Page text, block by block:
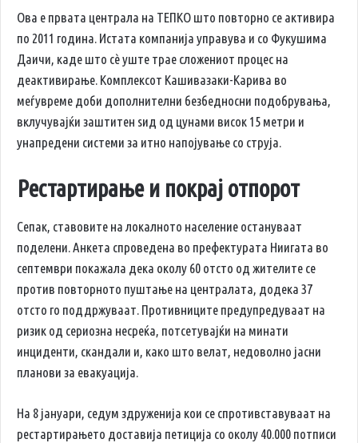
Ова е првата централа на ТЕПКО што повторно се активира
по 2011 година. Истата компанија управува и со Фукушима
Даичи, каде што сè уште трае сложениот процес на
деактивирање. Комплексот Кашивазаки-Карива во
меѓувреме доби дополнителни безбедносни подобрувања,
вклучувајќи заштитен ѕид од цунами висок 15 метри и
унапредени системи за итно напојување со струја.
Рестартирање и покрај отпорот
Сепак, ставовите на локалното население остануваат
поделени. Анкета спроведена во префектурата Ниигата во
септември покажала дека околу 60 отсто од жителите се
против повторното пуштање на централата, додека 37
отсто го поддржуваат. Противниците предупредуваат на
ризик од сериозна несреќа, потсетувајќи на минати
инциденти, скандали и, како што велат, недоволно јасни
планови за евакуација.
На 8 јануари, седум здруженија кои се спротивставуваат на
рестартирањето доставија петиција со околу 40.000 потписи